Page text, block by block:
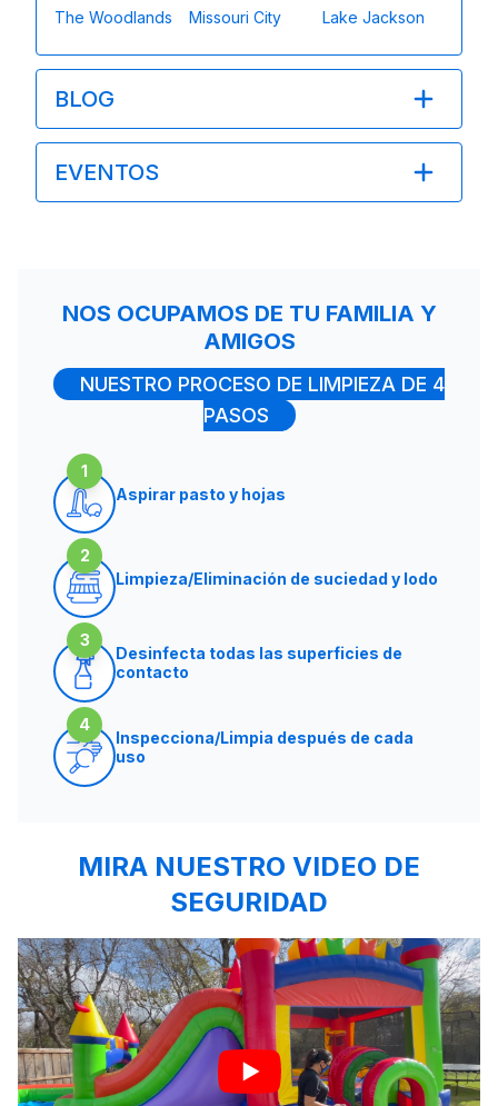
The Woodlands
Missouri City Lake Jackson
BLOG
EVENTOS
NOS OCUPAMOS DE TU FAMILIA Y
AMIGOS
NUESTRO PROCESO DE LIMPIEZA DE 4
PASOS
1
Aspirar pasto y hojas
2
Limpieza/Eliminación de suciedad y lodo
3
Desinfecta todas las superficies de
contacto
4
Inspecciona/Limpia después de cada
uso
MIRA NUESTRO VIDEO DE
SEGURIDAD